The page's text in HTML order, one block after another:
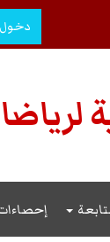
دخول